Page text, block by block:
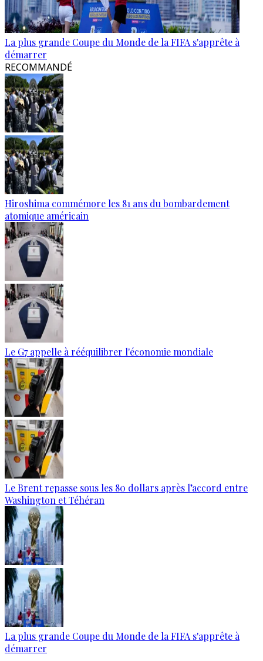
La plus grande Coupe du Monde de la FIFA s'apprête à
démarrer
RECOMMANDÉ
Hiroshima commémore les 81 ans du bombardement
atomique américain
Le G7 appelle à rééquilibrer l'économie mondiale
Le Brent repasse sous les 80 dollars après l’accord entre
Washington et Téhéran
La plus grande Coupe du Monde de la FIFA s'apprête à
démarrer